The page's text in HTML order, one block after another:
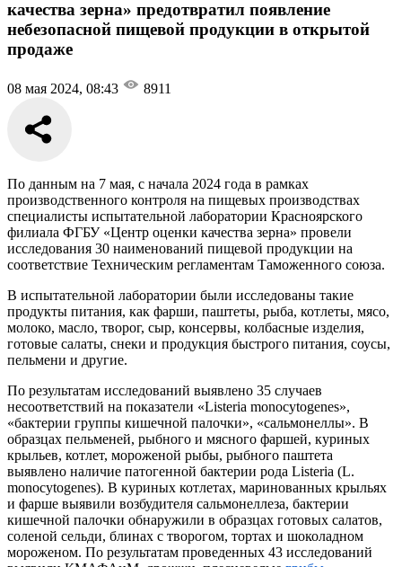
качества зерна» предотвратил появление
небезопасной пищевой продукции в открытой
продаже
08 мая 2024, 08:43 8911
По данным на 7 мая, с начала 2024 года в рамках
производственного контроля на пищевых производствах
специалисты испытательной лаборатории Красноярского
филиала ФГБУ «Центр оценки качества зерна» провели
исследования 30 наименований пищевой продукции на
соответствие Техническим регламентам Таможенного союза.
В испытательной лаборатории были исследованы такие
продукты питания, как фарши, паштеты, рыба, котлеты, мясо,
молоко, масло, творог, сыр, консервы, колбасные изделия,
готовые салаты, снеки и продукция быстрого питания, соусы,
пельмени и другие.
По результатам исследований выявлено 35 случаев
несоответствий на показатели «Listeria monocytogenes»,
«бактерии группы кишечной палочки», «сальмонеллы». В
образцах пельменей, рыбного и мясного фаршей, куриных
крыльев, котлет, мороженой рыбы, рыбного паштета
выявлено наличие патогенной бактерии рода Listeria (L.
monocytogenes). В куриных котлетах, маринованных крыльях
и фарше выявили возбудителя сальмонеллеза, бактерии
кишечной палочки обнаружили в образцах готовых салатов,
соленой сельди, блинах с творогом, тортах и шоколадном
мороженом. По результатам проведенных 43 исследований